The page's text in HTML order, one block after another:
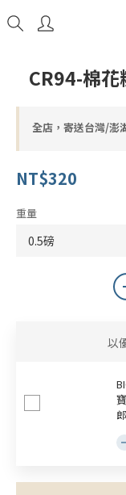
CR94-棉
全店，寄送台灣/澎
NT$320
重量
以